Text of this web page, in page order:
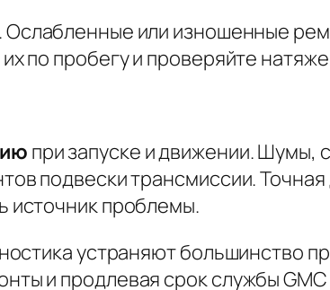
. Ослабленные или изношенные
по пробегу и проверяйте
при запуске и движении. Шумы,
подвески трансмиссии.
источник проблемы.
устраняют большинство
и продлевая срок службы GMC